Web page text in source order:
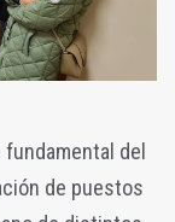
del
de puestos